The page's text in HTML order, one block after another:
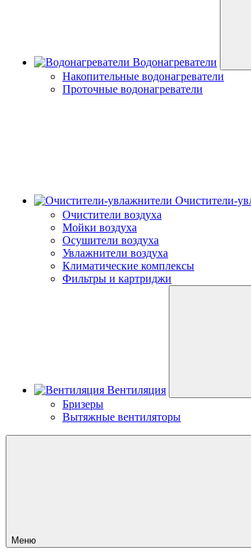
Водонагреватели
Накопительные водонагреватели
Проточные водонагреватели
Очистители-
Очистители воздуха
Мойки воздуха
Осушители воздуха
Увлажнители воздуха
Климатические комплексы
Фильтры и картриджи
Вентиляция
Бризеры
Вытяжные вентиляторы
Меню